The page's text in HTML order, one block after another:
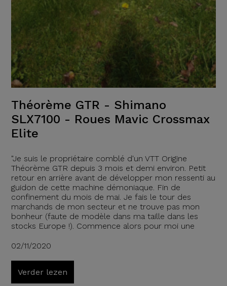
Théorème GTR - Shimano
SLX7100 - Roues Mavic Crossmax
Elite
"Je suis le propriétaire comblé d'un VTT Origine
Théorème GTR depuis 3 mois et demi environ. Petit
retour en arrière avant de développer mon ressenti au
guidon de cette machine démoniaque. Fin de
confinement du mois de mai. Je fais le tour des
marchands de mon secteur et ne trouve pas mon
bonheur (faute de modèle dans ma taille dans les
stocks Europe !). Commence alors pour moi une
02/11/2020
Verder lezen